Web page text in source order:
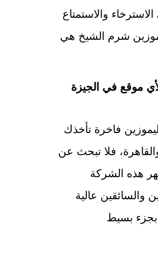
والاستمتاع
شرم الشيخ هي
موقع في الجيزة
فاخرة تأخذك
فلا تبحث عن
هذه الشركة
والسائقين عالية
بجزء بسيط